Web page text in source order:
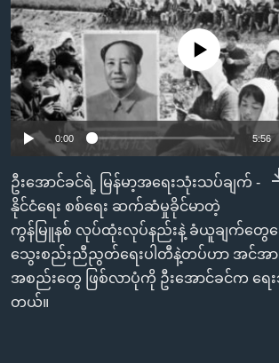
ရန်
ပင်မ
ညွန်း
စာမျက်နှာ
ကြည့်
ရန်
ရှာဖွေ
ရန်
နေရာ
သို့
မကြေးမုံရဲ့ အင်္ဂလိပ်စာ
ရုပ်ရှင်ထဲက အင်္ဂလိပ်စာ
သုတပဒေသာ အင်္ဂလိပ်စာ
ရေဒီယို
တီဗွီ
ရေဒီယိုနှင့်ရုပ်သံ အချက်အလက်များ
ရေဒီယို/တီဗွီအစီအစဉ်
Learning English
ဗွီအိုအေ လူမှုကွန်ယက်များ
ဘာသာစကားများ
No media source currently
0:00 5:56
ဦးအောင်ခင်ရဲ့ မြန်မာ့အရေးသုံးသပ်ချက် -
နိုင်ငံရေး စစ်ရေး ဆက်ဆံမှုခိုင်မာတဲ့
ကွန်မြူနစ် လုပ်ထုံးလုပ်နည်းနဲ့ ခံယူချက်တွေက
သွေးစည်းညီညွတ်ရေးပါတီနဲ့တပ်ဟာ အင်အာ
အစည်းတွေ ဖြစ်လာပုံကို ဦးအောင်ခင်က ရေးသ
တယ်။